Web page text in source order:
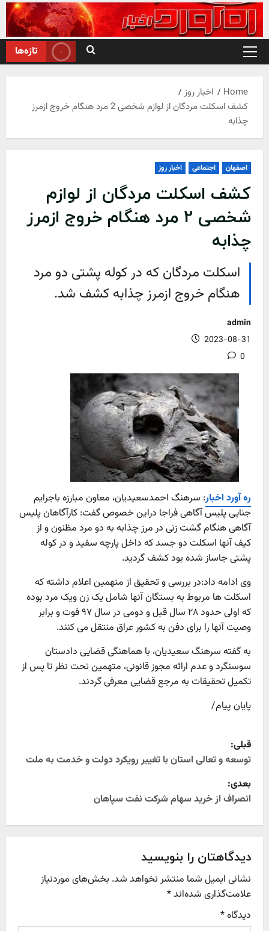
Skip
to
content
Primary
تازه‌ها
Home
اخبار روز
کشف اسکلت مردگان از لوازم شخصی 2 مرد هنگام خروج ازمرز
چذابه
اصفهان اجتماعی اخبار روز
کشف اسکلت مردگان از لوازم
شخصی 2 مرد هنگام خروج ازمرز
چذابه
اسکلت مردگان که در کوله پشتی دو مرد
هنگام خروج ازمرز چذابه کشف شد.
admin
2023-08-31
0
ره آورد اخبار: سرهنگ احمدسعیدیان، معاون مبارزه باجرایم
جنایی پلیس آگاهی فراجا دراین خصوص گفت: کارآگاهان پلیس
آگاهی هنگام گشت زنی در مرز چذابه به دو مرد مظنون و از
کیف آنها اسکلت دو جسد که داخل پارچه سفید و در کوله
پشتی جاساز شده بود کشف گردید.
وی ادامه داد:در بررسی و تحقیق از متهمین اعلام داشته که
اسکلت ها مربوط به بستگان آنها شامل یک زن ویک مرد بوده
که اولی حدود ۲۸ سال قبل و دومی در سال ۹۷ فوت و برابر
وصیت آنها را برای دفن به کشور عراق منتقل می کنند.
به گفته سرهنگ سعیدیان، با هماهنگی قضایی دادستان
سوسنگرد و عدم ارائه مجوز قانونی، متهمین تحت نظر تا پس از
تکمیل تحقیقات به مرجع قضایی معرفی گردند.
پایان پیام/
P
o
s
a
v
i
قبلی:
توسعه و تعالی استان با تغییر رویکرد دولت و خدمت به ملت
بعدی:
انصراف از خرید سهام شرکت نفت سپاهان
دیدگاهتان را بنویسید
نشانی ایمیل شما منتشر نخواهد شد. بخش‌های موردنیاز
علامت‌گذاری شده‌اند*
دیدگاه*